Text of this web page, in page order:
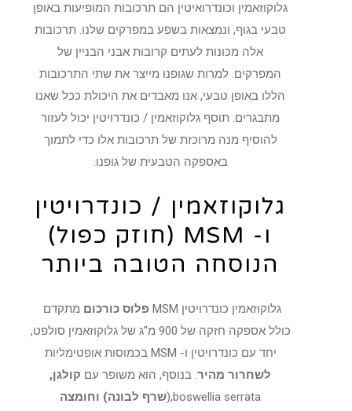
גלוקוזאמין וכונדרואיטין הם תרכובות המופיעות באופן
טבעי בגוף, ונמצאות בשפע במפרקים שלנו. תרכובות
אלה מכונות לעתים קרובות אבני הבניין של
המפרקים. למרות שגופנו מייצר את שתי התרכובות
הללו באופן טבעי, אנו מאבדים את היכולת ככל שאנו
מתבגרים. תוסף גלוקוזאמין / כונדרויטין יכול לעזור
להוסיף מנה מרוכזת של תרכובות אלו כדי לתמוך
באספקה ​​הטבעית של גופנו.
גלוקוזאמין / כונדרויטין
ו- MSM (חוזק כפול)
הנוסחה הטובה ביותר
גלוקוזאמין כונדרויטין MSM פלוס כורכום מתקדם
כולל אספקה ​​חזקה של 900 מ"ג של גלוקוזאמין סולפט,
יחד עם כונדרויטין ו- MSM בכמוסות אופטימליות
לשחרור מהיר. בנוסף, הוא משופר עם קולגן,
boswellia serrata,( שרף לבונה) וחומצה